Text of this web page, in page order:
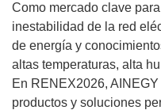
Como mercado clave
inestabilidad de la red
de energía y
altas temperaturas, alta
En RENEX2026,
productos y soluciones